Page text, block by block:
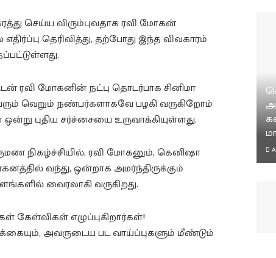
செய்ய விரும்புவதாக ரவி மோகன்
தெரிவித்து, தற்போது இந்த விவகாரம்
ரவி மோகனின் நட்பு தொடர்பாக சினிமா
வெறும் நண்பர்களாகவே பழகி வருகிறோம்
புதிய சர்ச்சையை உருவாக்கியுள்ளது.
நிகழ்ச்சியில், ரவி மோகனும், கெனிஷா
வந்து, ஒன்றாக அமர்ந்திருக்கும்
வைரலாகி வருகிறது.
கேள்விகள் எழுப்புகிறார்கள்!
அவருடைய பட வாய்ப்புகளும் மீண்டும்